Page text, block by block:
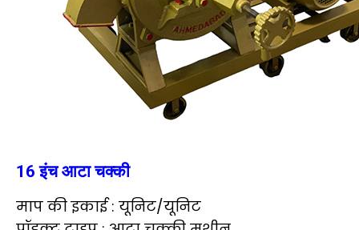
16 इंच आटा चक्की
माप की इकाई : यूनिट/यूनिट